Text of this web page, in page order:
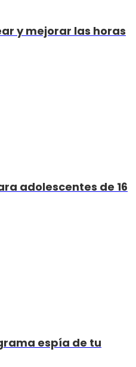
y mejorar las horas
adolescentes de 16
espía de tu